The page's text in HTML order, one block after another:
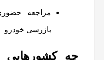
مراجعه
بازرسی خودرو
چه کشورهایی